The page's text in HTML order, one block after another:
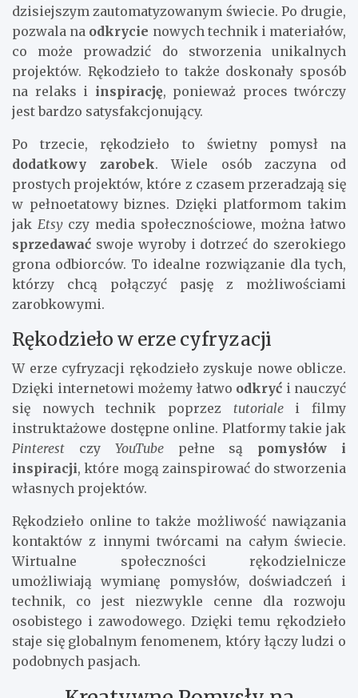
dzisiejszym zautomatyzowanym świecie. Po drugie,
pozwala na odkrycie nowych technik i materiałów,
co może prowadzić do stworzenia unikalnych
projektów. Rękodzieło to także doskonały sposób
na relaks i inspirację, ponieważ proces twórczy
jest bardzo satysfakcjonujący.
Po trzecie, rękodzieło to świetny pomysł na
dodatkowy zarobek. Wiele osób zaczyna od
prostych projektów, które z czasem przeradzają się
w pełnoetatowy biznes. Dzięki platformom takim
jak Etsyczy media społecznościowe, można łatwo
sprzedawać swoje wyroby i dotrzeć do szerokiego
grona odbiorców. To idealne rozwiązanie dla tych,
którzy chcą połączyć pasję z możliwościami
zarobkowymi.
Rękodzieło w erze cyfryzacji
W erze cyfryzacji rękodzieło zyskuje nowe oblicze.
Dzięki internetowi możemy łatwo odkryć i nauczyć
się nowych technik poprzez tutorialei filmy
instruktażowe dostępne online. Platformy takie jak
Pinterest czy YouTubepełne są pomysłów i
inspiracji, które mogą zainspirować do stworzenia
własnych projektów.
Rękodzieło online to także możliwość nawiązania
kontaktów z innymi twórcami na całym świecie.
Wirtualne społeczności rękodzielnicze
umożliwiają wymianę pomysłów, doświadczeń i
technik, co jest niezwykle cenne dla rozwoju
osobistego i zawodowego. Dzięki temu rękodzieło
staje się globalnym fenomenem, który łączy ludzi o
podobnych pasjach.